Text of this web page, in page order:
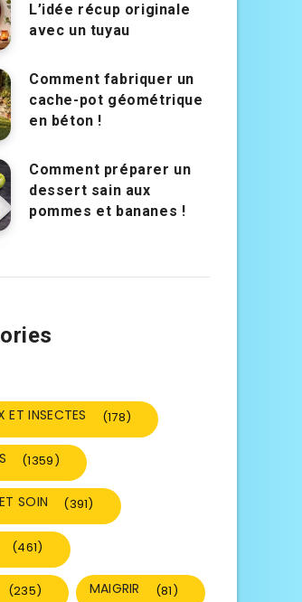
L’idée récup originale
avec un tuyau
Comment fabriquer un
cache-pot géométrique
en béton !
Comment préparer un
dessert sain aux
pommes et bananes !
ET INSECTES (178)
(1359)
SOIN (391)
(461)
(235) MAIGRIR (81)